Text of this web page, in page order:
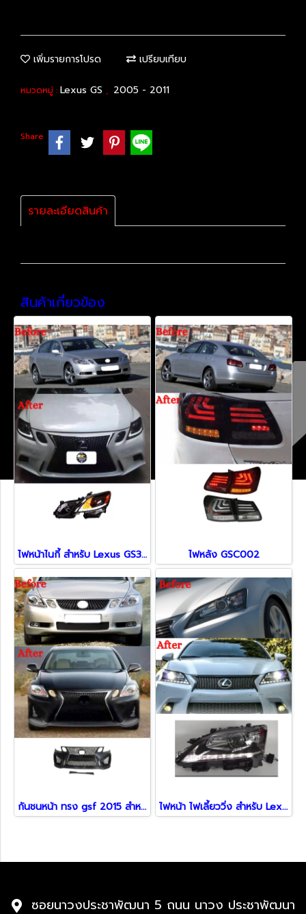
เพิ่มรายการโปรด เปรียบเทียบ
หมวดหมู่ : Lexus GS , 2005 - 2011
Share
รายละเอียดสินค้า
สินค้าเกี่ยวข้อง
ไฟหน้าไนกี้ สำหรับ Lexus GS300 ปี 2005 - 2011 GS F sport ไฟหลัง GSC002
กันชนหน้า ทรง gsf 2015 สำหรับ GS250 300H 450H ปี 2005 - 2011 ไฟหน้า ไฟเลี้ยววิ่ง สำหรับ Lexus GS250 300H 450H ปี 2012 - 2016
ซอยนาวงประชาพัฒนา 5 ถนน นาวง ประชาพัฒนา